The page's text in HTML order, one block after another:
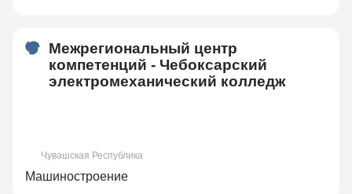
Межрегиональный центр
компетенций - Чебоксарский
электромеханический колледж
Чувашская Республика
Машиностроение